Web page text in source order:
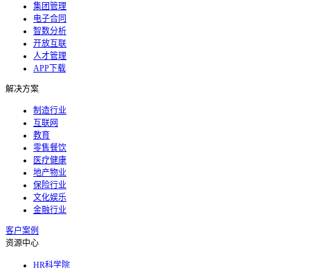
集团管理
电子合同
智数分析
开放互联
人才管理
APP下载
解决方案
制造行业
互联网
教育
零售餐饮
医疗健康
地产物业
保险行业
文化娱乐
金融行业
客户案例
资源中心
HR科学院